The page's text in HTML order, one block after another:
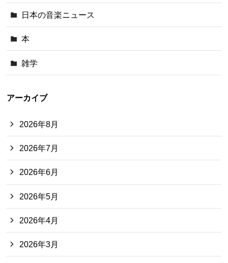
日本の音楽ニュース
本
雑学
アーカイブ
2026年8月
2026年7月
2026年6月
2026年5月
2026年4月
2026年3月